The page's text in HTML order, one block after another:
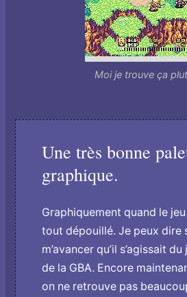
Moi je trouve ça
Une très bonne
graphique.
Graphiquement quand le
tout dépouillé. Je peux dire
m’avancer qu’il s’agissait
de la GBA. Encore
o­n ne retrouve pas